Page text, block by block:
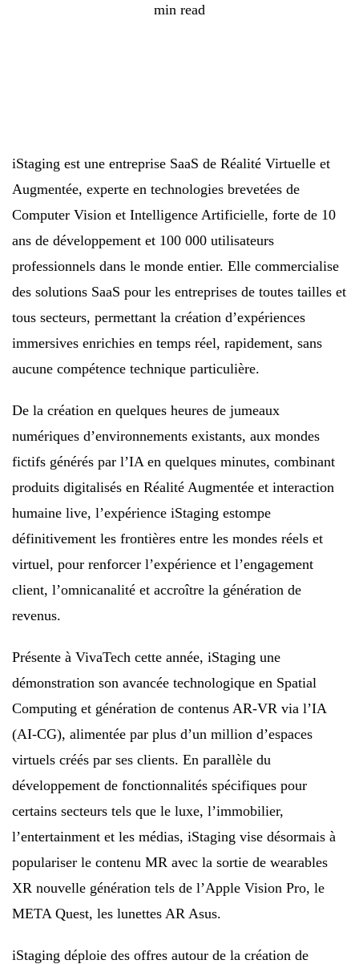
min read
iStaging est une entreprise SaaS de Réalité Virtuelle et
Augmentée, experte en technologies brevetées de
Computer Vision et Intelligence Artificielle, forte de 10
ans de développement et 100 000 utilisateurs
professionnels dans le monde entier. Elle commercialise
des solutions SaaS pour les entreprises de toutes tailles et
tous secteurs, permettant la création d’expériences
immersives enrichies en temps réel, rapidement, sans
aucune compétence technique particulière.
De la création en quelques heures de jumeaux
numériques d’environnements existants, aux mondes
fictifs générés par l’IA en quelques minutes, combinant
produits digitalisés en Réalité Augmentée et interaction
humaine live, l’expérience iStaging estompe
définitivement les frontières entre les mondes réels et
virtuel, pour renforcer l’expérience et l’engagement
client, l’omnicanalité et accroître la génération de
revenus.
Présente à VivaTech cette année, iStaging une
démonstration son avancée technologique en Spatial
Computing et génération de contenus AR-VR via l’IA
(AI-CG), alimentée par plus d’un million d’espaces
virtuels créés par ses clients. En parallèle du
développement de fonctionnalités spécifiques pour
certains secteurs tels que le luxe, l’immobilier,
l’entertainment et les médias, iStaging vise désormais à
populariser le contenu MR avec la sortie de wearables
XR nouvelle génération tels de l’Apple Vision Pro, le
META Quest, les lunettes AR Asus.
iStaging déploie des offres autour de la création de